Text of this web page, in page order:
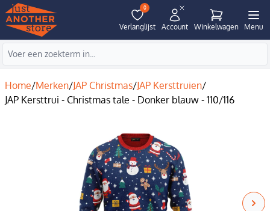
0
Verlanglijst Account Winkelwagen Menu
Home/Merken/JAP Christmas/JAP Kersttruien/
JAP Kersttrui - Christmas tale - Donker blauw - 110/116